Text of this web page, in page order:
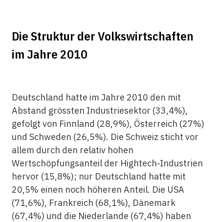
Die Struktur der Volkswirtschaften
im Jahre 2010
Deutschland hatte im Jahre 2010 den mit
Abstand grössten Industriesektor (33,4%),
gefolgt von Finnland (28,9%), Österreich (27%)
und Schweden (26,5%). Die Schweiz sticht vor
allem durch den relativ hohen
Wertschöpfungsanteil der Hightech-Industrien
hervor (15,8%); nur Deutschland hatte mit
20,5% einen noch höheren Anteil. Die USA
(71,6%), Frankreich (68,1%), Dänemark
(67,4%) und die Niederlande (67,4%) haben